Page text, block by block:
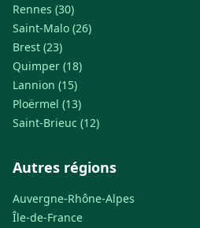
Rennes (30)
Saint-Malo (26)
Brest (23)
Quimper (18)
Lannion (15)
Ploërmel (13)
Saint-Brieuc (12)
Autres régions
Auvergne-Rhône-Alpes
Île-de-France